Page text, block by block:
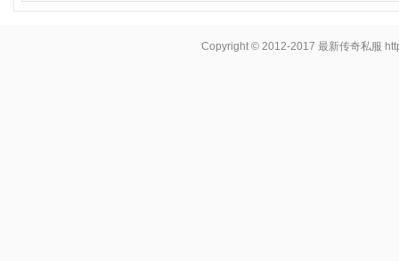
Copyright © 2012-2017最新传奇私服